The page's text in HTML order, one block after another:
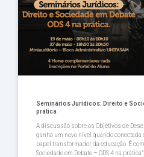
Seminários Jurídicos: Direito e
prática
A discussão sobre os Objetivos de
ganha um novo nível quando
papel transformador da educação. É
Sociedade em Debate – ODS 4 na